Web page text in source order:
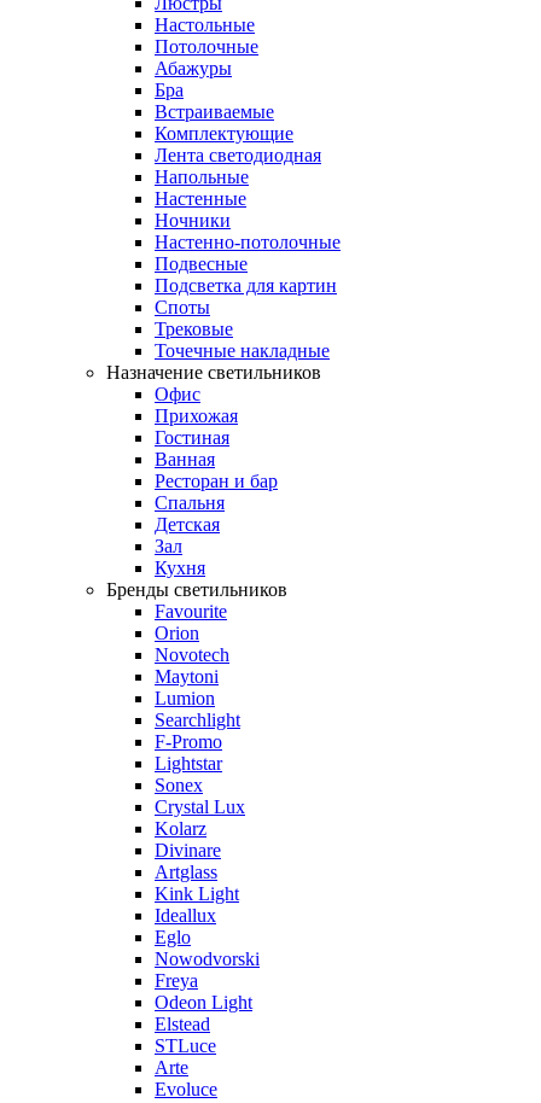
Настольные
Потолочные
Абажуры
Бра
Встраиваемые
Комплектующие
Лента светодиодная
Напольные
Настенные
Ночники
Настенно-потолочные
Подвесные
Подсветка для картин
Споты
Трековые
Точечные накладные
Назначение светильников
Офис
Прихожая
Гостиная
Ванная
Ресторан и бар
Спальня
Детская
Зал
Кухня
Бренды светильников
Favourite
Orion
Novotech
Maytoni
Lumion
Searchlight
F-Promo
Lightstar
Sonex
Crystal Lux
Kolarz
Divinare
Artglass
Kink Light
Ideallux
Eglo
Nowodvorski
Freya
Odeon Light
Elstead
STLuce
Arte
Evoluce